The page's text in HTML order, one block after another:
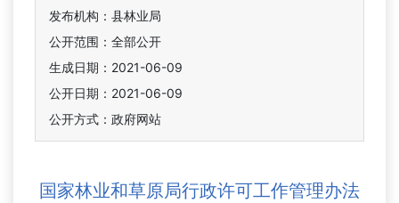
发布机构：县林业局
公开范围：全部公开
生成日期：2021-06-09
公开日期：2021-06-09
公开方式：政府网站
国家林业和草原局行政许可工作管理办法